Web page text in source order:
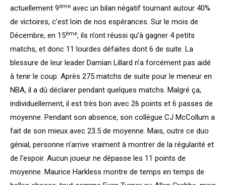
actuellement 9ème avec un bilan négatif tournant autour 40%
de victoires, c’est loin de nos espérances. Sur le mois de
Décembre, en 15ème, ils n’ont réussi qu’à gagner 4 petits
matchs, et donc 11 lourdes défaites dont 6 de suite. La
blessure de leur leader Damian Lillard n’a forcément pas aidé
à tenir le coup. Après 275 matchs de suite pour le meneur en
NBA, il a dû déclarer pendant quelques matchs. Malgré ça,
individuellement, il est très bon avec 26 points et 6 passes de
moyenne. Pendant son absence, son collègue CJ McCollum a
fait de son mieux avec 23.5 de moyenne. Mais, outre ce duo
génial, personne n’arrive vraiment à montrer de la régularité et
de l’espoir. Aucun joueur ne dépasse les 11 points de
moyenne. Maurice Harkless montre de temps en temps de